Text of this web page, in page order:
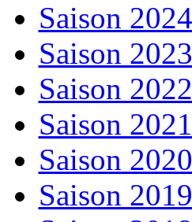
Saison
Saison
Saison
Saison
Saison
Saison